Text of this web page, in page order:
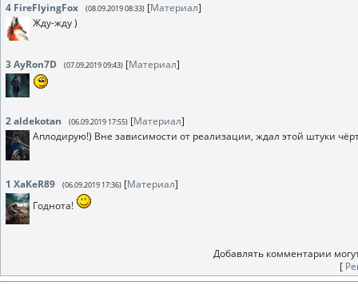
4 FireFlyingFox (08.09.2019 08:33) [Материал]
Жду-жду )
3AyRon7D (07.09.2019 09:43) [Материал]
2aldekotan (06.09.2019 17:55) [Материал]
Аплодирую!) Вне зависимости от реализации, ждал этой штуки
1 XaKeR89 (06.09.2019 17:36) [Материал]
Годнота!
Добавлять комментарии
[